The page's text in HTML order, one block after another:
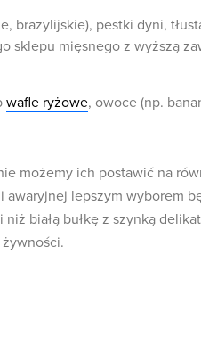
brazylijskie), pestki dyni,
sklepu mięsnego z wyższą
wafle ryżowe, owoce (np.
możemy ich postawić na
awaryjnej lepszym wyborem
białą bułkę z szynką